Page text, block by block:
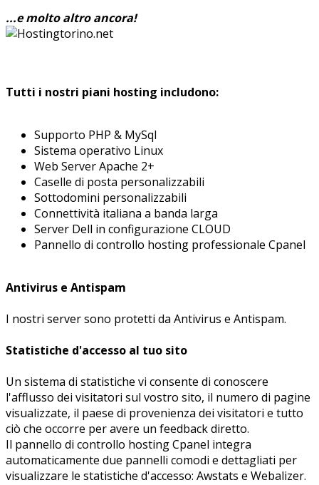
...e molto altro ancora!
Tutti i nostri piani hosting includono:
Supporto PHP & MySql
Sistema operativo Linux
Web Server Apache 2+
Caselle di posta personalizzabili
Sottodomini personalizzabili
Connettività italiana a banda larga
Server Dell in configurazione CLOUD
Pannello di controllo hosting professionale Cpanel
Antivirus e Antispam
I nostri server sono protetti da Antivirus e Antispam.
Statistiche d'accesso al tuo sito
Un sistema di statistiche vi consente di conoscere
l'afflusso dei visitatori sul vostro sito, il numero di pagine
visualizzate, il paese di provenienza dei visitatori e tutto
ciò che occorre per avere un feedback diretto.
Il pannello di controllo hosting Cpanel integra
automaticamente due pannelli comodi e dettagliati per
visualizzare le statistiche d'accesso: Awstats e Webalizer.